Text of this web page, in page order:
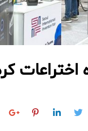
کره